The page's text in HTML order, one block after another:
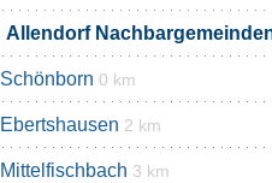
Allendorf
Schönborn 0 km
Ebertshausen 2 km
Mittelfischbach 3 km